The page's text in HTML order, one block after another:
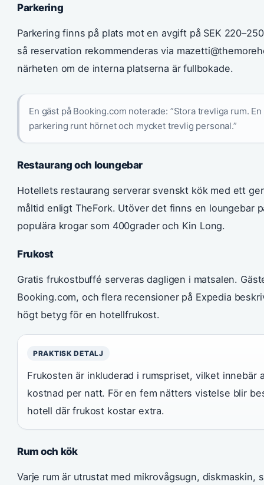
Parkering
Parkering finns på plats mot en avgift på SEK
så reservation rekommenderas via
närheten om de interna platserna är fullbokade.
En gäst på Booking.com noterade: ”Stora trevliga rum.
parkering runt hörnet och mycket trevlig personal.”
Restaurang och loungebar
Hotellets restaurang serverar svenskt kök med ett
måltid enligt TheFork. Utöver det finns en loungebar
populära krogar som 400grader och Kin Long.
Frukost
Gratis frukostbuffé serveras dagligen i matsalen.
Booking.com, och flera recensioner på Expedia
högt betyg för en hotellfrukost.
PRAKTISK DETALJ
Frukosten är inkluderad i rumspriset, vilket
kostnad per natt. För en fem nätters vistelse blir
hotell där frukost kostar extra.
Rum och kök
Varje rum är utrustat med mikrovågsugn, diskmaskin,